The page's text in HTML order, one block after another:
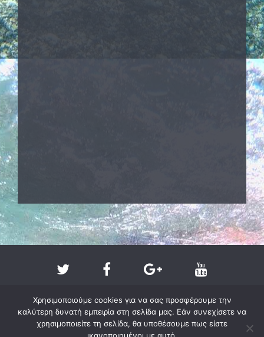
Χρησιμοποιούμε cookies για να σας προσφέρουμε την
καλύτερη δυνατή εμπειρία στη σελίδα μας. Εάν συνεχίσετε να
χρησιμοποιείτε τη σελίδα, θα υποθέσουμε πως είστε